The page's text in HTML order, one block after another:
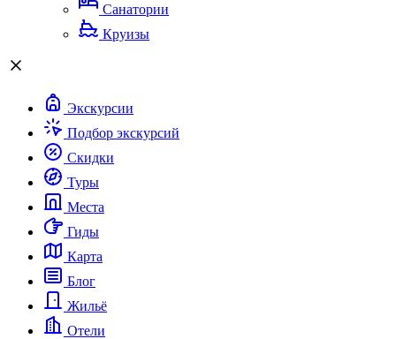
Санатории
Круизы
Экскурсии
Подбор экскурсий
Скидки
Туры
Места
Гиды
Карта
Блог
Жильё
Отели